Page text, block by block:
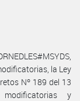
la Ley
Nº 189 del 13
y